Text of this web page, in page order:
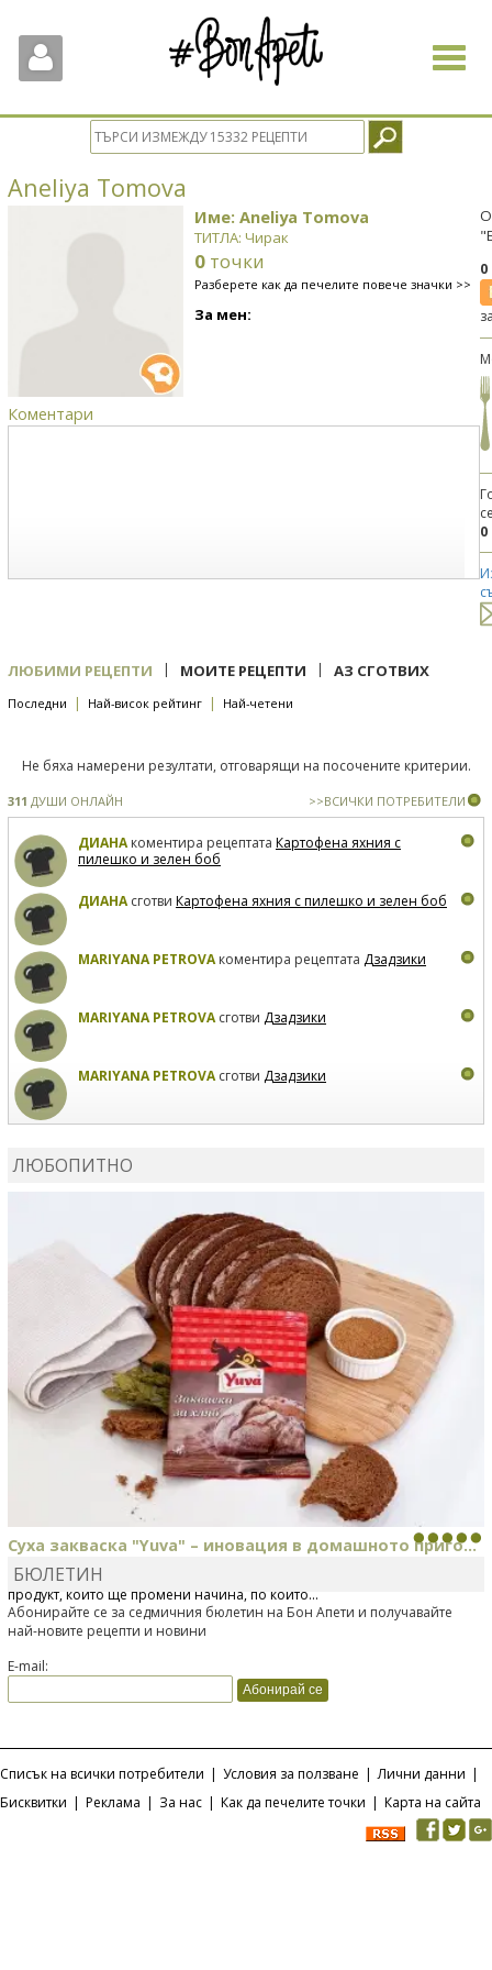
Toggle
Aneliya Tomova
Име: Aneliya Tomova
ТИТЛА: Чирак
0 точки
Разберете как да печелите повече значки >>
За мен:
Коментари
0
ЛЮБИМИ РЕЦЕПТИ | МОИТЕ РЕЦЕПТИ | АЗ СГОТВИХ
Последни | Най-висок рейтинг | Най-четени
Не бяха намерени резултати, отговарящи на посочените критерии.
311 ДУШИ ОНЛАЙН >>ВСИЧКИ ПОТРЕБИТЕЛИ
ДИАНАкоментира рецептата Картофена яхния с
пилешко и зелен боб
ДИАНАсготви Картофена яхния с пилешко и зелен боб
MARIYANA PETROVAкоментира рецептата Дзадзики
MARIYANA PETROVAсготви Дзадзики
MARIYANA PETROVAсготви Дзадзики
ЛЮБОПИТНО
Суха закваска "Yuva" – иновация в домашното приго...
Отскоро Лесафр България стартира предлагането на изцяло нов
продукт, който ще промени начина, по който...
БЮЛЕТИН
Абонирайте се за седмичния бюлетин на Бон Апети и получавайте
най-новите рецепти и новини
E-mail:
Списък на всички потребители | Условия за ползване | Лични данни |
Бисквитки | Реклама | За нас | Как да печелите точки | Карта на сайта